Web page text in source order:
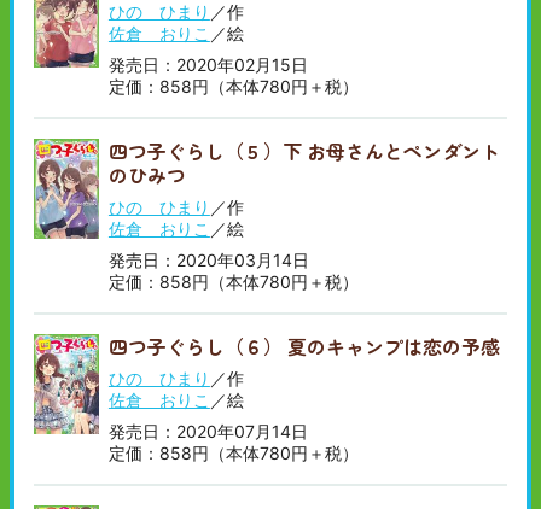
ひの ひまり ／作
佐倉 おりこ ／絵
発売日：2020年02月15日
定価：858円（本体780円＋税）
四つ子ぐらし（５）下 お母さんとペンダント
のひみつ
ひの ひまり ／作
佐倉 おりこ ／絵
発売日：2020年03月14日
定価：858円（本体780円＋税）
四つ子ぐらし（６） 夏のキャンプは恋の予感
ひの ひまり ／作
佐倉 おりこ ／絵
発売日：2020年07月14日
定価：858円（本体780円＋税）